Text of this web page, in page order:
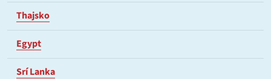
Thajsko
Egypt
Srí Lanka